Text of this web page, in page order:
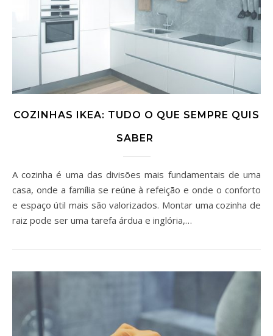
COZINHAS IKEA: TUDO O QUE SEMPRE QUIS
SABER
A cozinha é uma das divisões mais fundamentais de uma
casa, onde a família se reúne à refeição e onde o conforto
e espaço útil mais são valorizados. Montar uma cozinha de
raiz pode ser uma tarefa árdua e inglória,…